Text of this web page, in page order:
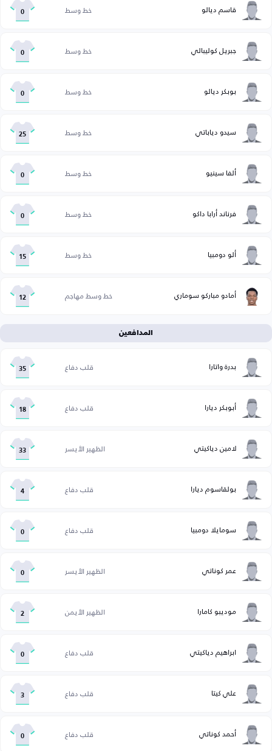
قاسم ديالو خط وسط 0
جبريل كوليبالي خط وسط 0
بوبكر ديالو خط وسط 0
سيدو دياباتي خط وسط 25
ألفا سينيو خط وسط 0
فرناند أرابا داكو خط وسط 0
ألو دومبيا خط وسط 15
أمادو مباركو سوماري خط وسط مهاجم 12
المدافعين
بدرة واتارا قلب دفاع 35
أبوبكر ديارا قلب دفاع 18
لامين دياكيتي الظهير الأيسر 33
بولقاسوم ديارا قلب دفاع 4
سومايلا دومبيا قلب دفاع 0
عمر كوناتي الظهير الأيسر 0
موديبو كامارا الظهير الأيمن 2
ابراهيم دياكيتي قلب دفاع 0
علي كيتا قلب دفاع 3
أحمد كوناتي قلب دفاع 0